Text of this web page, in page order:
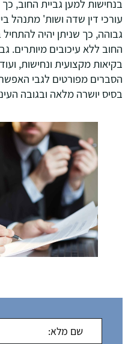
בנחישות למען גביית החוב,
עורכי דין שדה ושות' מתנהל
גבוהה, כך שניתן יהיה
החוב ללא עיכובים מיותרים.
בקיאות מקצועית ונחישות,
הסברים מפורטים לגבי
בסיס יושרה מלאה ובגובה